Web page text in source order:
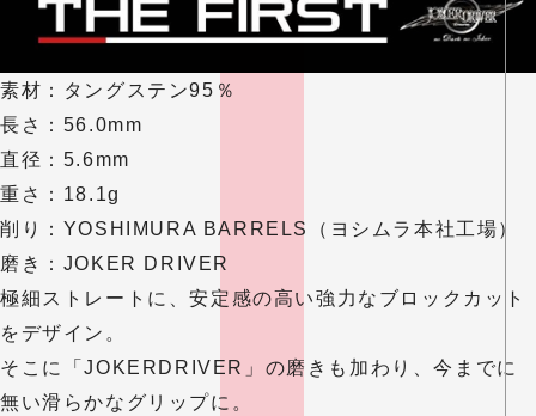
素材：タングステン95％
長さ：56.0mm
直径：5.6mm
重さ：18.1g
削り：YOSHIMURA BARRELS（ ヨシムラ本社工場）
磨き：JOKER DRIVER
極細ストレートに、安定感の高い強力なブロックカット
をデザイン。
そこに「JOKERDRIVER」の磨きも加わり、今までに
無い滑らかなグリップに。